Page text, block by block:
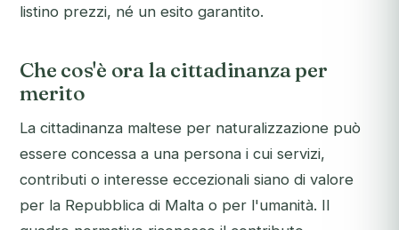
listino prezzi, né un esito garantito.
Che cos'è ora la cittadinanza per
merito
La cittadinanza maltese per naturalizzazione può
essere concessa a una persona i cui servizi,
contributi o interesse eccezionali siano di valore
per la Repubblica di Malta o per l'umanità. Il